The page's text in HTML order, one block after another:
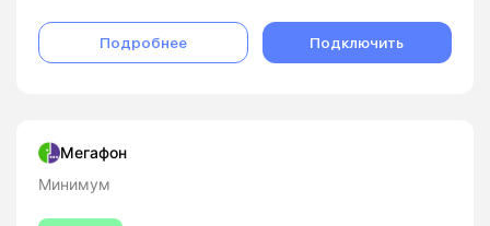
Подробнее Подключить
Мегафон
Минимум